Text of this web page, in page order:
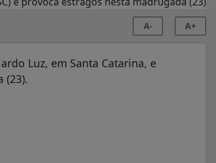
A- A+
Luz, em Santa Catarina, e
(23).